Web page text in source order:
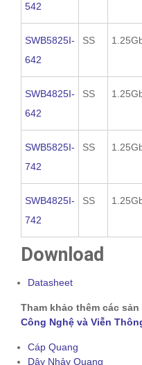
542
SWB5825I-
642
SS
SWB4825I-
642
SS
SWB5825I-
742
SS
SWB4825I-
742
SS
Download
Datasheet
Tham khảo thêm các
Công Nghệ và Viễn
Cáp Quang
Dây Nhảy Quang